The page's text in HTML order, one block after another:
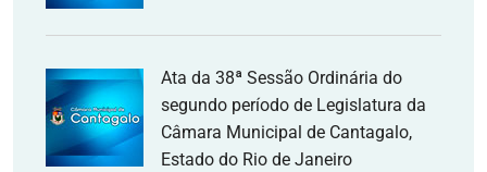
Ata da 38ª Sessão Ordinária do
segundo período de Legislatura da
Câmara Municipal de Cantagalo,
Estado do Rio de Janeiro